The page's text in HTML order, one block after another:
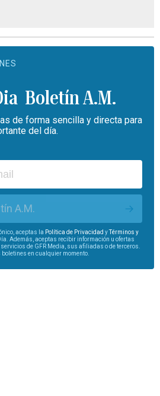
Boletín A.M.
de forma sencilla y directa para
del día.
A.M.
aceptas la Política de Privacidad y
Términos y
Además, aceptas recibir información u ofertas
de GFR Media, sus afiliadas o de terceros.
en cualquier momento.